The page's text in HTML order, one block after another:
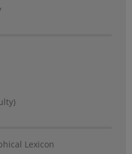
Lexicon